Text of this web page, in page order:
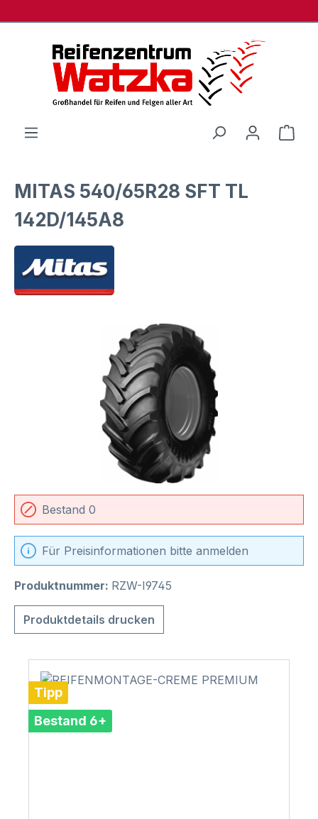
MITAS 540/65R28 SFT TL
142D/145A8
Bildergalerie überspringen
Bestand 0
Für Preisinformationen bitte anmelden
Produktnummer: RZW-I9745
Produktdetails drucken
Tipp
Bestand 6+